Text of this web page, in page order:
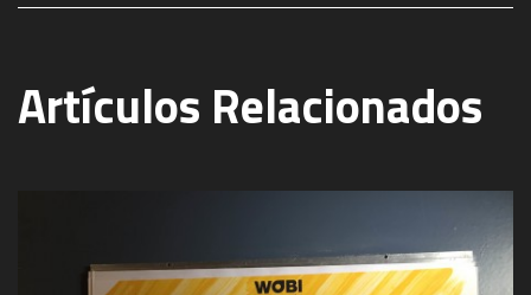
Artículos Relacionados